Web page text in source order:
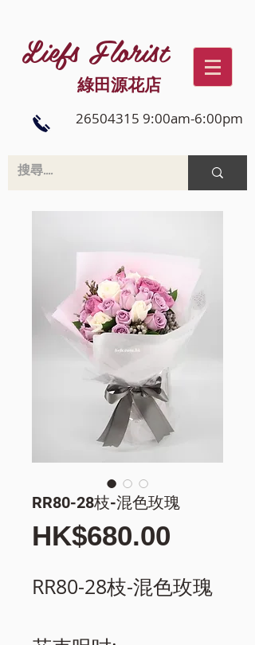
Liefs Florist
綠田源花店
26504315 9:00am-6:00pm
RR80-28枝-混色玫瑰
HK$680.00
RR80-28枝-混色玫瑰